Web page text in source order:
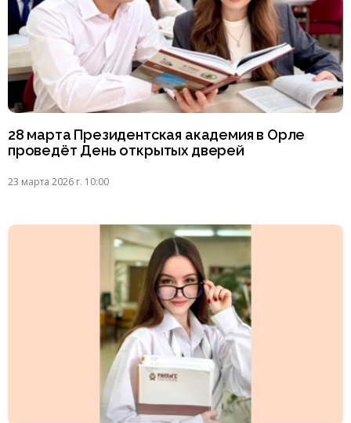
28 марта Президентская академия в Орле
проведёт День открытых дверей
23 марта 2026 г. 10:00